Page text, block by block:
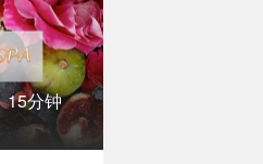
15分钟